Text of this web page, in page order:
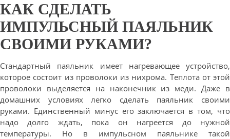
КАК СДЕЛАТЬ
ИМПУЛЬСНЫЙ ПАЯЛЬНИК
СВОИМИ РУКАМИ?
Стандартный паяльник имеет нагревающее устройство,
которое состоит из проволоки из нихрома. Теплота от этой
проволоки выделяется на наконечник из меди. Даже в
домашних условиях легко сделать паяльник своими
руками. Единственный минус его заключается в том, что
надо долго ждать, пока он нагреется до нужной
температуры. Но в импульсном паяльнике такой